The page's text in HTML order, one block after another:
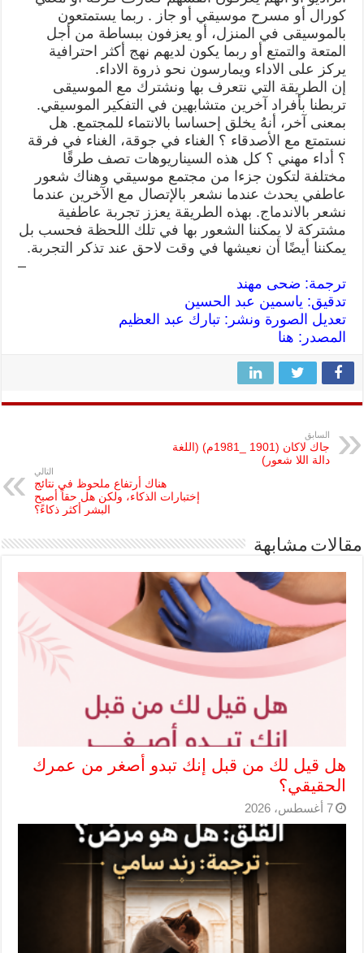
كورال أو مسرح موسيقي أو جاز . ربما يستمتعون
بالموسيقى في المنزل، أو يعزفون ببساطة من أجل
المتعة والتمتع أو ربما يكون لديهم نهج أكثر احترافية
يركز على الاداء ويمارسون نحو ذروة الاداء.
إن الطريقة التي نتعرف بها ونشترك مع الموسيقى
تربطنا بأفراد آخرين متشابهين في التفكير الموسيقي.
بمعنى آخر، أنهُ يخلق إحساسا بالانتماء للمجتمع. هل
نستمتع مع الأصدقاء ؟ الغناء في جوقة، الغناء في فرقة
؟ أداء مهني ؟ كل هذه السيناريوهات تصف طرقًا
مختلفة لتكون جزءا من مجتمع موسيقي وهناك شعور
عاطفي يحدث عندما نشعر بالإتصال مع الآخرين عندما
نشعر بالاندماج. بهذه الطريقة يعزز تجربة عاطفية
مشتركة لا يمكننا الشعور بها في تلك اللحظة فحسب بل
يمكننا أيضًا أن نعيشها في وقت لاحق عند تذكر التجربة.
–
ترجمة: ضحى مهند
تدقيق: ياسمين عبد الحسين
تعديل الصورة ونشر: تبارك عبد العظيم
المصدر: هنا
السابق
جاك لاكان (1901 _1981م) (اللغة
دالة اللا شعور)
التالي
هناك أرتفاع ملحوظ في نتائج
إختبارات الذكاء، ولكن هل حقاً أصبح
البشر أكثر ذكاءً؟
مقالات مشابهة
هل قيل لك من قبل إنك تبدو أصغر من عمرك
الحقيقي؟
7 أغسطس، 2026